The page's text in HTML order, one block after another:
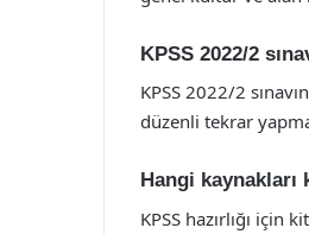
KPSS 2022/2
KPSS 2022/2
düzenli tekrar
Hangi kaynakları
KPSS hazırlığı için